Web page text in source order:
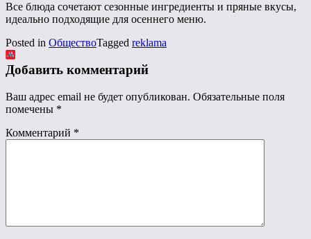
Все блюда сочетают сезонные ингредиенты и пряные вкусы,
идеально подходящие для осеннего меню.
Posted in ОбществоTagged reklama
Добавить комментарий
Ваш адрес email не будет опубликован. Обязательные поля
помечены *
Комментарий *